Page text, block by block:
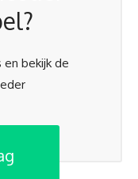
en bekijk de